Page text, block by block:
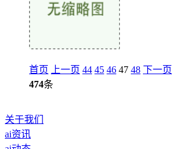
首页 上一页 44 45 46 47 48 下一页
474条
关于我们
ai资讯